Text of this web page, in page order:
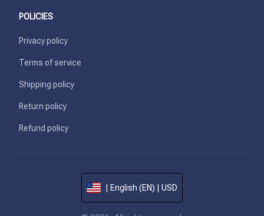
POLICIES
Privacy policy
Terms of service
Shipping policy
Return policy
Refund policy
| English (EN) | USD